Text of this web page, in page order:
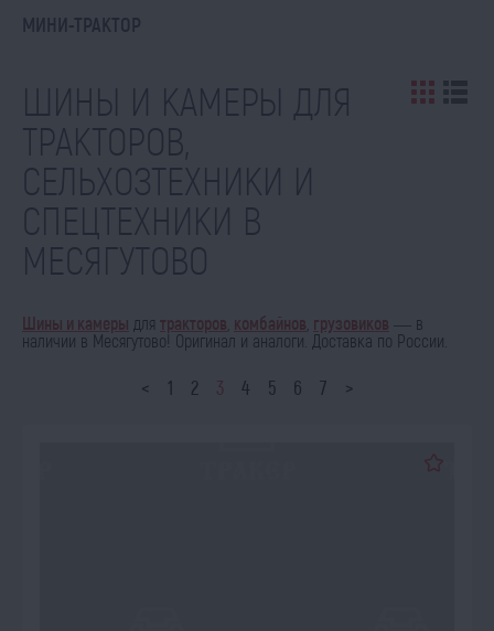
МИНИ-ТРАКТОР
ШИНЫ И КАМЕРЫ ДЛЯ
ТРАКТОРОВ,
СЕЛЬХОЗТЕХНИКИ И
СПЕЦТЕХНИКИ В
МЕСЯГУТОВО
Шины и камеры для тракторов комбайнов грузовиков — в
наличии в Месягутово! Оригинал и аналоги. Доставка по России.
< 1 2 3 4 5 6 7 >